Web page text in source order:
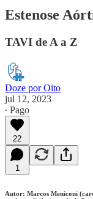
Estenose
TAVI de A a Z
Doze por Oito
jul 12, 2023
∙ Pago
22
1
Autor: Marcos Meniconi